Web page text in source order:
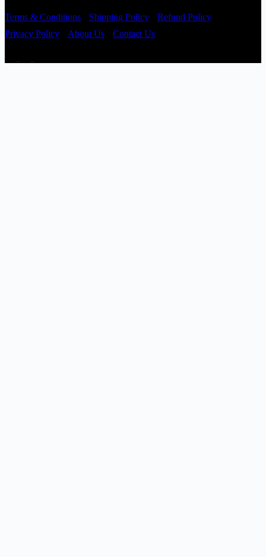
Terms & Conditions Shipping Policy
Refund Policy
Privacy Policy
About Us Contact Us